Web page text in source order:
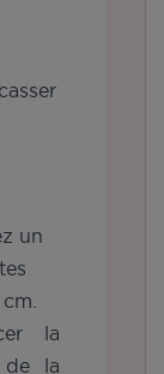
un
la
de la